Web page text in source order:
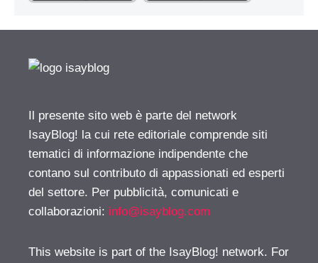
Il presente sito web è parte del network
IsayBlog! la cui rete editoriale comprende siti
tematici di informazione indipendente che
contano sul contributo di appassionati ed esperti
del settore. Per pubblicità, comunicati e
collaborazioni: info@isayblog.com
This website is part of the IsayBlog! network. For